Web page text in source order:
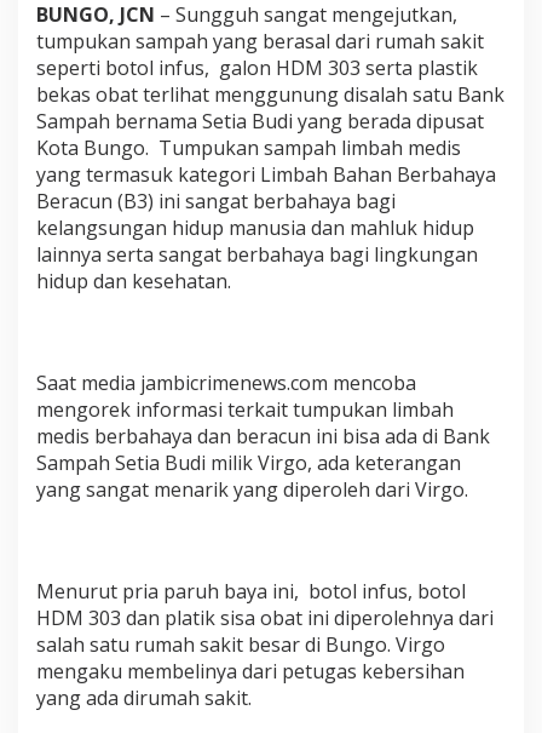
b
a
h
M
e
d
i
s
B
3
i
u
a
B
e
l
S
e
c
a
r
BUNGO, JCN – Sungguh sangat mengejutkan,
tumpukan sampah yang berasal dari rumah sakit
seperti botol infus, galon HDM 303 serta plastik
bekas obat terlihat menggunung disalah satu Bank
Sampah bernama Setia Budi yang berada dipusat
Kota Bungo. Tumpukan sampah limbah medis
yang termasuk kategori Limbah Bahan Berbahaya
Beracun (B3) ini sangat berbahaya bagi
kelangsungan hidup manusia dan mahluk hidup
lainnya serta sangat berbahaya bagi lingkungan
hidup dan kesehatan.
Saat media jambicrimenews.com mencoba
mengorek informasi terkait tumpukan limbah
medis berbahaya dan beracun ini bisa ada di Bank
Sampah Setia Budi milik Virgo, ada keterangan
yang sangat menarik yang diperoleh dari Virgo.
Menurut pria paruh baya ini, botol infus, botol
HDM 303 dan platik sisa obat ini diperolehnya dari
salah satu rumah sakit besar di Bungo. Virgo
mengaku membelinya dari petugas kebersihan
yang ada dirumah sakit.